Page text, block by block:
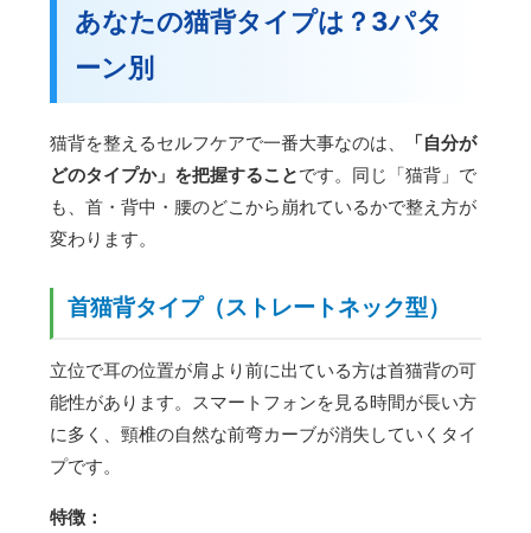
あなたの猫背タイプは？3パタ
ーン別
猫背を整えるセルフケアで一番大事なのは、
「自分が
どのタイプか」を把握することです。同じ「猫背」で
も、首・背中・腰のどこから崩れているかで整え方が
変わります。
首猫背タイプ（ストレートネック型）
立位で耳の位置が肩より前に出ている方は首猫背の可
能性があります。スマートフォンを見る時間が長い方
に多く、頸椎の自然な前弯カーブが消失していくタイ
プです。
特徴：